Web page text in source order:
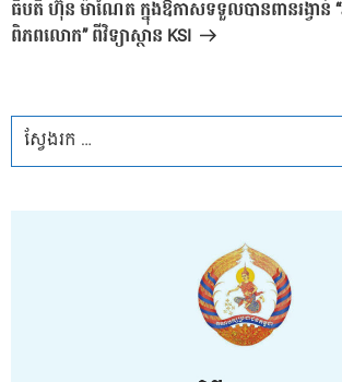
ធិបតី ហ៊ុន ម៉ាណែត ក្នុងឱកាសទទួលបានពានរង្វាន់ “
ពិភពលោក” ពីវិទ្យាស្ថាន KSI